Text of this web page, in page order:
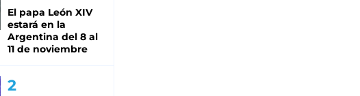
El papa León XIV
estará en la
Argentina del 8 al
11 de noviembre